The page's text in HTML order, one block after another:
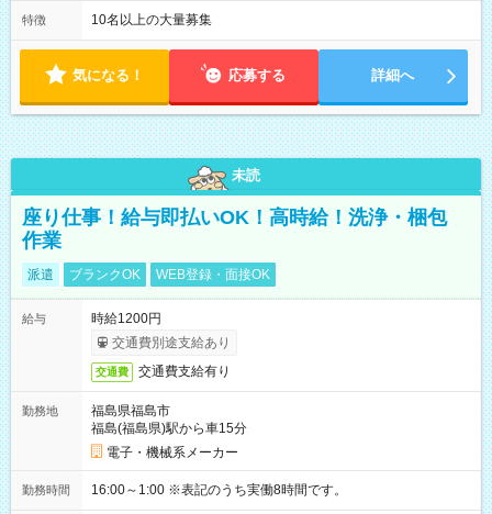
特徴 10名以上の大量募集
気になる！ 応募する 詳細へ
未読
座り仕事！給与即払いOK！高時給！洗浄・梱包
作業
派遣 ブランクOK WEB登録・面接OK
給与
時給1200円
交通費別途支給あり
交通費 交通費支給有り
勤務地
福島県福島市
福島(福島県)駅から車15分
電子・機械系メーカー
勤務時間 16:00～1:00 ※表記のうち実働8時間です。